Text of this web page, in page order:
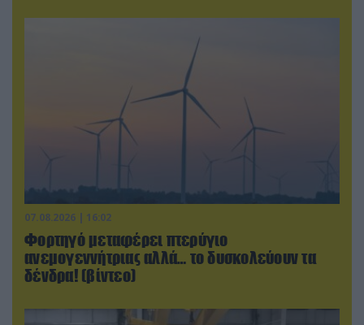
07.08.2026 | 16:02
Φορτηγό μεταφέρει πτερύγιο
ανεμογεννήτριας αλλά… το δυσκολεύουν τα
δένδρα! (βίντεο)